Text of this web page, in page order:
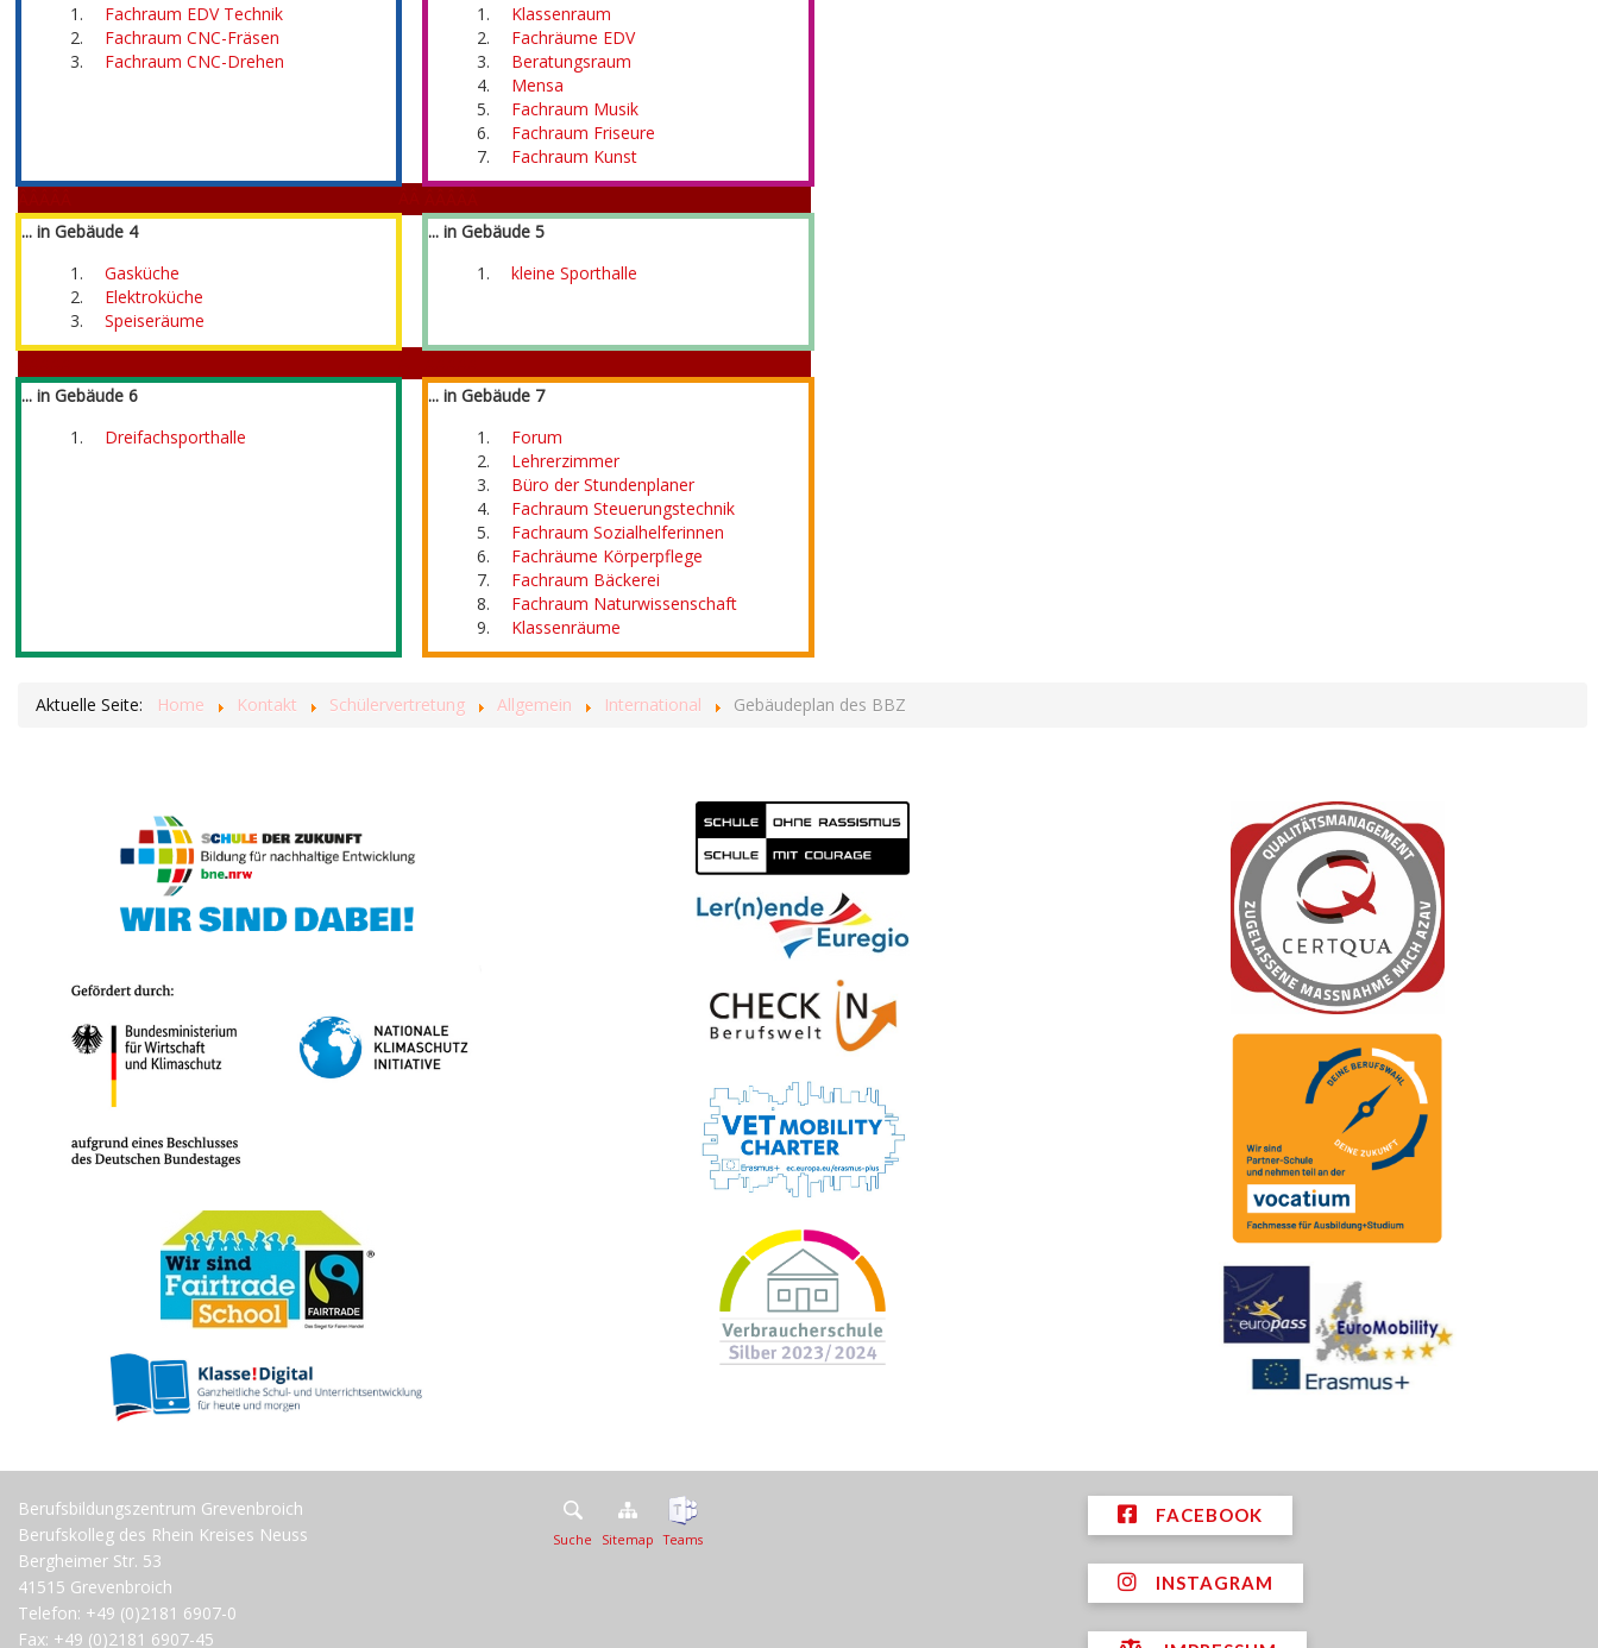
Fachraum EDV Technik
Fachraum CNC-Fräsen
Fachraum CNC-Drehen
Klassenraum
Fachräume EDV
Beratungsraum
Mensa
Fachraum Musik
Fachraum Friseure
Fachraum Kunst
... in Gebäude 4
Gasküche
Elektroküche
Speiseräume
... in Gebäude 5
kleine Sporthalle
... in Gebäude 6
Dreifachsporthalle
... in Gebäude 7
Forum
Lehrerzimmer
Büro der Stundenplaner
Fachraum Steuerungstechnik
Fachraum Sozialhelferinnen
Fachräume Körperpflege
Fachraum Bäckerei
Fachraum Naturwissenschaft
Klassenräume
Aktuelle Seite: Home Kontakt Schülervertretung Allgemein International Gebäudeplan des BBZ
Berufsbildungszentrum Grevenbroich
Berufskolleg des Rhein Kreises Neuss
Bergheimer Str. 53
41515 Grevenbroich
Telefon: +49 (0)2181 6907-0
Fax: +49 (0)2181 6907-45
Suche Sitemap Teams
FACEBOOK
INSTAGRAM